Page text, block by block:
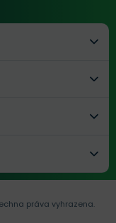
práva vyhrazena.